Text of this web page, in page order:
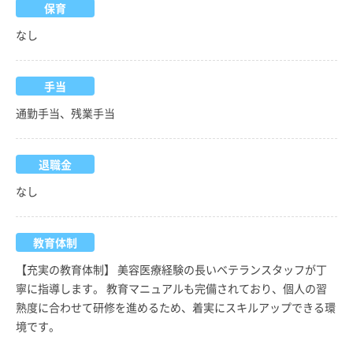
保育
なし
手当
通勤手当、残業手当
退職金
なし
教育体制
【充実の教育体制】 美容医療経験の長いベテランスタッフが丁
寧に指導します。 教育マニュアルも完備されており、個人の習
熟度に合わせて研修を進めるため、着実にスキルアップできる環
境です。